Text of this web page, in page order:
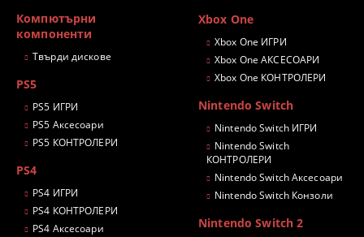
Компютърни
компоненти
Твърди дискове
PS5
PS5 ИГРИ
PS5 Аксесоари
PS5 КОНТРОЛЕРИ
PS4
PS4 ИГРИ
PS4 КОНТРОЛЕРИ
PS4 Аксесоари
Xbox One
Xbox One ИГРИ
Xbox One АКСЕСОАРИ
Xbox One КОНТРОЛЕРИ
Nintendo Switch
Nintendo Switch ИГРИ
Nintendo Switch
КОНТРОЛЕРИ
Nintendo Switch Аксесоари
Nintendo Switch Конзоли
Nintendo Switch 2